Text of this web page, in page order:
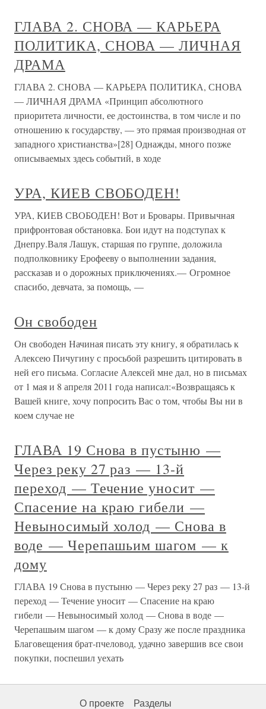
ГЛАВА 2. СНОВА — КАРЬЕРА
ПОЛИТИКА, СНОВА — ЛИЧНАЯ
ДРАМА
ГЛАВА 2. СНОВА — КАРЬЕРА ПОЛИТИКА, СНОВА
— ЛИЧНАЯ ДРАМА «Принцип абсолютного
приоритета личности, ее достоинства, в том числе и по
отношению к государству, — это прямая производная от
западного христианства»[28] Однажды, много позже
описываемых здесь событий, в ходе
УРА, КИЕВ СВОБОДЕН!
УРА, КИЕВ СВОБОДЕН! Вот и Бровары. Привычная
прифронтовая обстановка. Бои идут на подступах к
Днепру.Валя Лашук, старшая по группе, доложила
подполковнику Ерофееву о выполнении задания,
рассказав и о дорожных приключениях.— Огромное
спасибо, девчата, за помощь, —
Он свободен
Он свободен Начиная писать эту книгу, я обратилась к
Алексею Пичугину с просьбой разрешить цитировать в
ней его письма. Согласие Алексей мне дал, но в письмах
от 1 мая и 8 апреля 2011 года написал:«Возвращаясь к
Вашей книге, хочу попросить Вас о том, чтобы Вы ни в
коем случае не
ГЛАВА 19 Снова в пустыню —
Через реку 27 раз — 13-й
переход — Течение уносит —
Спасение на краю гибели —
Невыносимый холод — Снова в
воде — Черепашьим шагом — к
дому
ГЛАВА 19 Снова в пустыню — Через реку 27 раз — 13-й
переход — Течение уносит — Спасение на краю
гибели — Невыносимый холод — Снова в воде —
Черепашьим шагом — к дому Сразу же после праздника
Благовещения брат-пчеловод, удачно завершив все свои
покупки, поспешил уехать
О проекте Разделы